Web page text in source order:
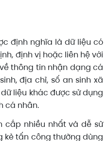
định nghĩa là dữ liệu có
định vị hoặc liên hệ với
thông tin nhận dạng cá
địa chỉ, số an sinh xã
liệu khác được sử dụng
cá nhân.
cắp nhiều nhất và dễ sử
kẻ tấn công thường dùng